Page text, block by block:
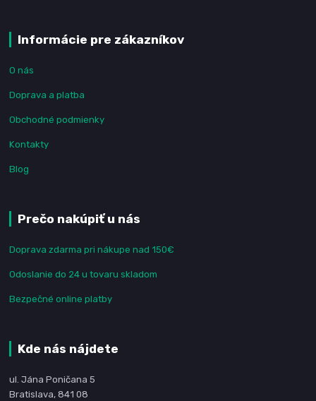
Informácie pre zákazníkov
O nás
Doprava a platba
Obchodné podmienky
Kontakty
Blog
Prečo nakúpiť u nás
Doprava zdarma pri nákupe nad 150€
Odoslanie do 24 u tovaru skladom
Bezpečné online platby
Kde nás nájdete
ul. Jána Poničana 5
Bratislava, 841 08